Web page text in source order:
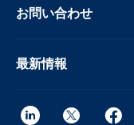
お問い合わせ
最新情報